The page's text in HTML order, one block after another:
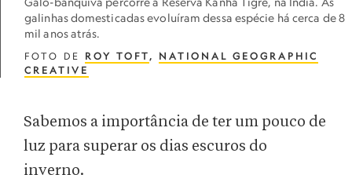
galinhas domesticadas evoluíram dessa espécie há cerca de 8
mil anos atrás.
FOTO DE ROY TOFT, NATIONAL GEOGRAPHIC
CREATIVE
Sabemos a importância de ter um pouco de
luz para superar os dias escuros do
inverno.